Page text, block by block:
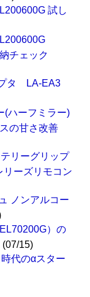
試し
チェック
タ LA-EA3
(ハーフミラー)
の甘さ改善
リーグリップ
リーズリモコン
ノンアルコー
）の
(07/15)
代のαスター